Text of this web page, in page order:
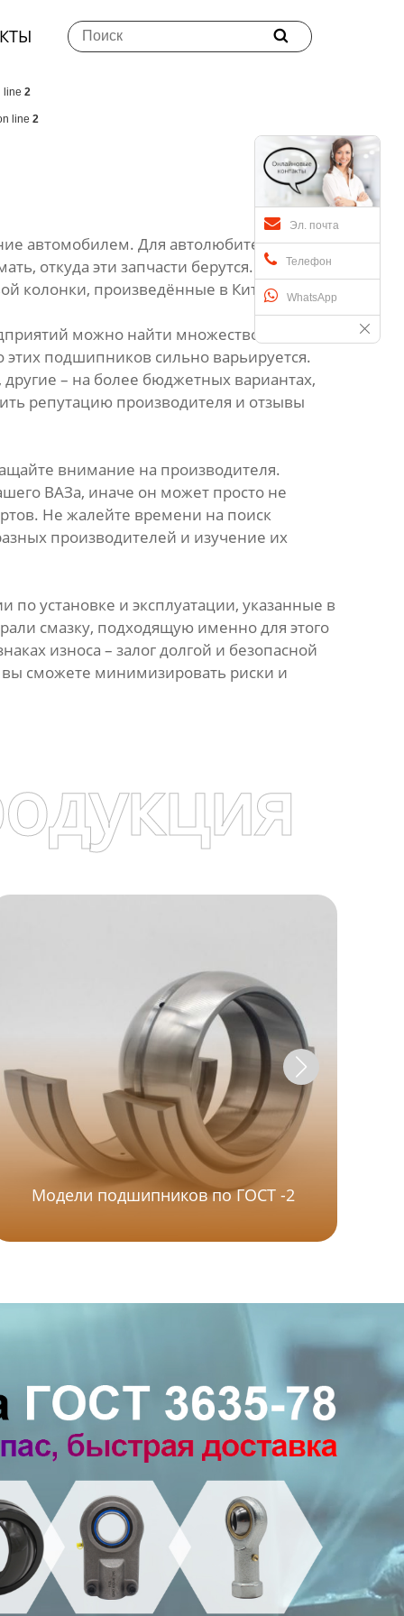

Эл. почта
Телефон
WhatsApp
line 2
line 2
автомобилем. Для автолюбителей,
откуда эти запчасти берутся. А в случае
колонки, произведённые в Китае?
можно найти множество
подшипников сильно варьируется.
– на более бюджетных вариантах,
репутацию производителя и отзывы
внимание на производителя.
ВАЗа, иначе он может просто не
Не жалейте времени на поиск
производителей и изучение их
установке и эксплуатации, указанные в
смазку, подходящую именно для этого
износа – залог долгой и безопасной
сможете минимизировать риски и
Модели подшипников по ГОСТ -2